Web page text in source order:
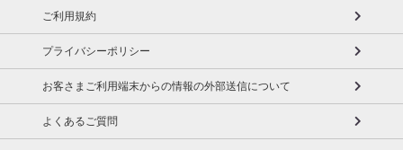
ご利用規約
プライバシーポリシー
お客さまご利用端末からの情報の外部送信について
よくあるご質問